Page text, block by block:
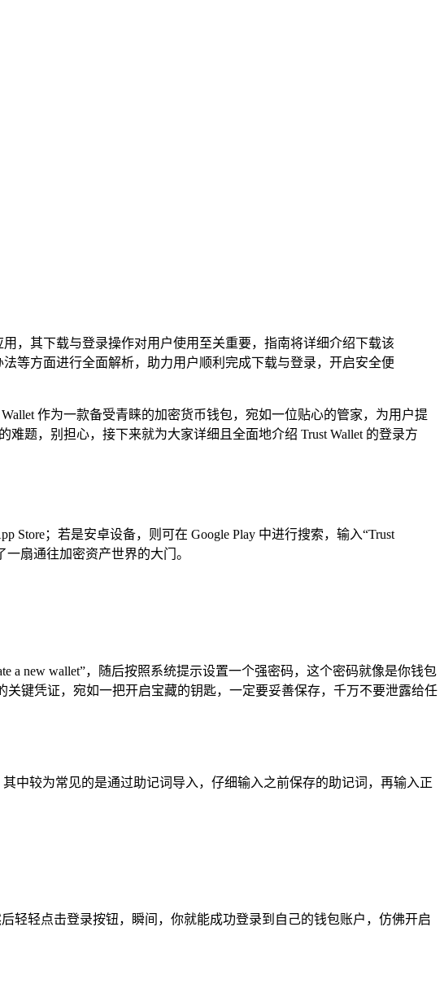
，其下载与登录操作对用户使用至关重要，指南将详细介绍下载该
等方面进行全面解析，助力用户顺利完成下载与登录，开启安全便
作为一款备受青睐的加密货币钱包，宛如一位贴心的管家，为用户提
题，别担心，接下来就为大家详细且全面地介绍 Trust Wallet 的登录方
；若是安卓设备，则可在 Google Play 中进行搜索，输入“Trust
扇通往加密资产世界的大门。
a new wallet”，随后按照系统提示设置一个强密码，这个密码就像是你钱包
键凭证，宛如一把开启宝藏的钥匙，一定要妥善保存，千万不要泄露给任
中较为常见的是通过助记词导入，仔细输入之前保存的助记词，再输入正
轻轻点击登录按钮，瞬间，你就能成功登录到自己的钱包账户，仿佛开启